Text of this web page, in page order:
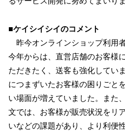
■ケイシイシイのコメント
昨今オンラインショップ利用
今年からは、直営店舗のお客様
ただきたく、送客も強化してい
につまずいたお客様の困りごと
い場面が増えていました。また
文では、お客様が販売状況をリ
いなどの課題があり、より利便